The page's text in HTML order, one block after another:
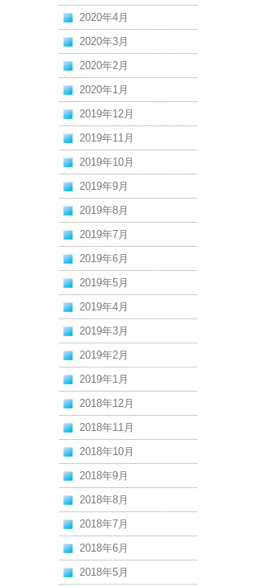
2020年4月
2020年3月
2020年2月
2020年1月
2019年12月
2019年11月
2019年10月
2019年9月
2019年8月
2019年7月
2019年6月
2019年5月
2019年4月
2019年3月
2019年2月
2019年1月
2018年12月
2018年11月
2018年10月
2018年9月
2018年8月
2018年7月
2018年6月
2018年5月